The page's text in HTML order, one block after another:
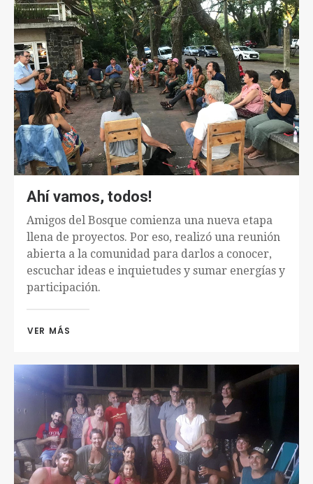
Ahí vamos, todos!
Amigos del Bosque comienza una nueva etapa
llena de proyectos. Por eso, realizó una reunión
abierta a la comunidad para darlos a conocer,
escuchar ideas e inquietudes y sumar energías y
participación.
VER MÁS